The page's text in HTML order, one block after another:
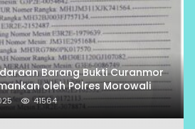
Barang Bukti Curanmor
oleh Polres Morowali
41564